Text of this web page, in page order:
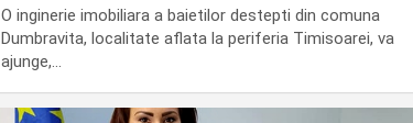
O inginerie imobiliara a baietilor destepti din comuna
Dumbravita, localitate aflata la periferia Timisoarei, va
ajunge,…